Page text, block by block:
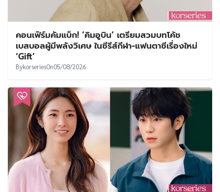
คอนเฟิร์มคัมแบ็ก! ‘คิมอูบิน’ เตรียมสวมบทโค้ช
เบสบอลผู้มีพลังวิเศษ ในซีรีส์กีฬา-แฟนตาซีเรื่องใหม่
‘Gift’
BykorseriesOn05/08/2026